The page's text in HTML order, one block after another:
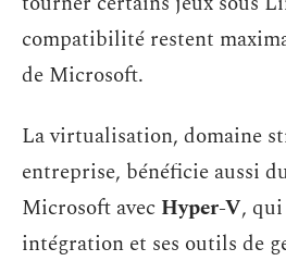
compatibilité restent
de Microsoft.
La virtualisation, domaine
entreprise, bénéficie aussi
Microsoft avec Hyper-V,
intégration et ses outils de